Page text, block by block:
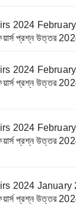
2024
প্রশ্ন উত্তর
2024
প্রশ্ন উত্তর
2024
প্রশ্ন উত্তর
2024 January
প্রশ্ন উত্তর